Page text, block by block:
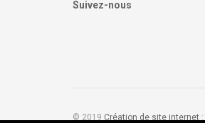
Suivez-nous
© 2019 Création de site internet :